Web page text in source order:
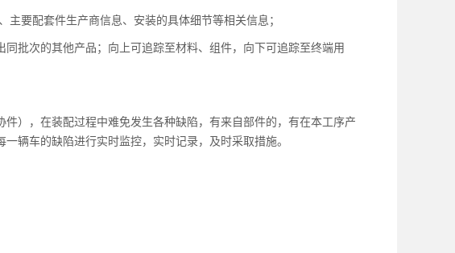
主要配套件生产商信息、安装的具体细节等相关信息；
批次的其他产品；向上可追踪至材料、组件，向下可追踪至终端用
），在装配过程中难免发生各种缺陷，有来自部件的，有在本工序产
辆车的缺陷进行实时监控，实时记录，及时采取措施。